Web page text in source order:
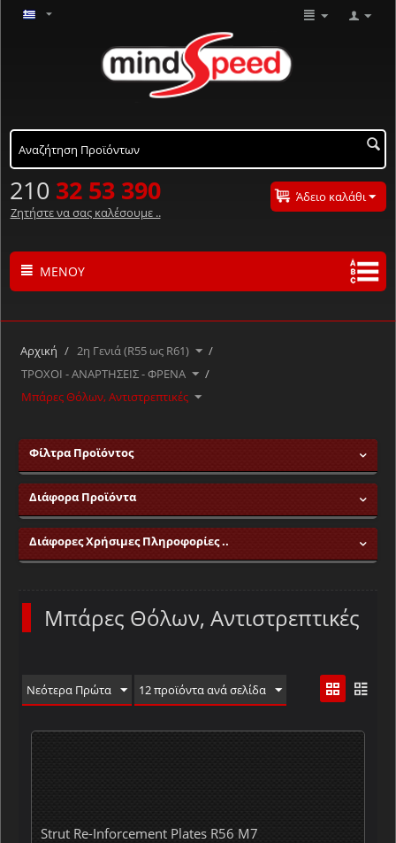
210 32 53 390
Ζητήστε να σας καλέσουμε ..
Άδειο καλάθι
ΜΕΝΟΎ
Μ
Ν Ξ Ο Π Ρ
Αρχική / 2η Γενιά (R55 ως R61)
/
ΤΡΟΧΟΙ - ΑΝΑΡΤΗΣΕΙΣ - ΦΡΕΝΑ
/
Μπάρες Θόλων, Αντιστρεπτικές
Φίλτρα Προϊόντος
Διάφορα Προϊόντα
Διάφορες Χρήσιμες Πληροφορίες ..
Μπάρες Θόλων, Αντιστρεπτικές
Νεότερα Πρώτα 12 προϊόντα ανά σελίδα
Strut Re-Inforcement Plates R56 M7